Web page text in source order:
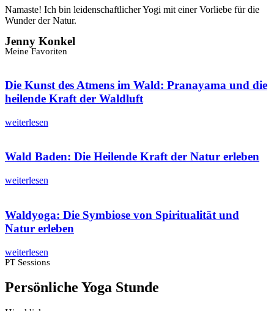
Namaste! Ich bin leidenschaftlicher Yogi mit einer Vorliebe für die
Wunder der Natur.
Jenny Konkel
Meine Favoriten
Die Kunst des Atmens im Wald: Pranayama und die
heilende Kraft der Waldluft
weiterlesen
Wald Baden: Die Heilende Kraft der Natur erleben
weiterlesen
Waldyoga: Die Symbiose von Spiritualität und
Natur erleben
weiterlesen
PT Sessions
Persönliche Yoga Stunde